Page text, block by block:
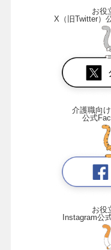
お役
X（旧Twitter）
介護職向
公式
お役
Instagram公